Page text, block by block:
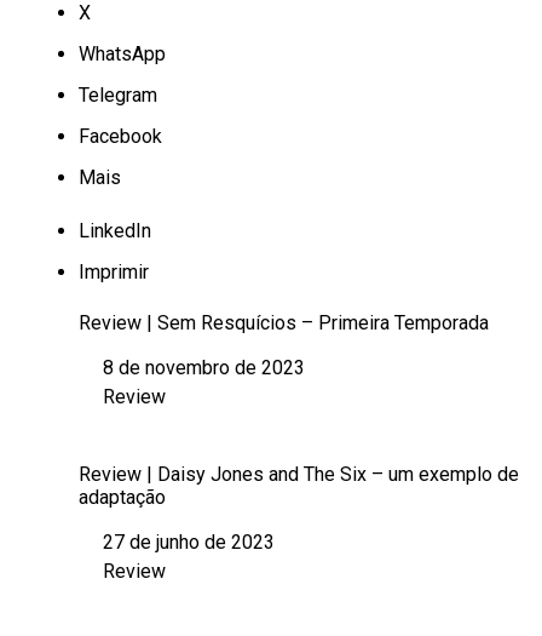
X
WhatsApp
Telegram
Facebook
Mais
LinkedIn
Imprimir
Review | Sem Resquícios – Primeira Temporada
Data
8 de novembro de 2023
Em relação a
Review
Review | Daisy Jones and The Six – um exemplo de
adaptação
Data
27 de junho de 2023
Em relação a
Review